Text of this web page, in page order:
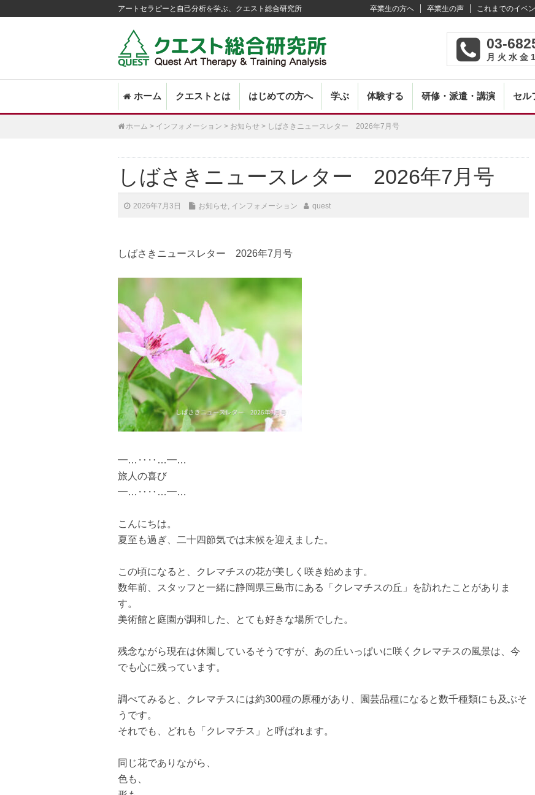
アートセラピーと自己分析を学ぶ、クエスト総合研究所 卒業生の方へ 卒業生の声 これまでのイベ
03-
月 火 水 金
TO
ホーム クエストとは はじめての方へ 学ぶ 体験する 研修・派遣・講演 セル
ホーム > インフォメーション > お知らせ > しばさきニュースレター 2026年7月号
しばさきニュースレター 2026年7月号
2026年7月3日 お知らせ インフォメーション quest
しばさきニュースレター 2026年7月号
━…‥‥…━…
旅人の喜び
━…‥‥…━…
こんにちは。
夏至も過ぎ、二十四節気では末候を迎えました。
この頃になると、クレマチスの花が美しく咲き始めます。
数年前、スタッフと一緒に静岡県三島市にある「クレマチスの丘」を訪れたことがありま
す。
美術館と庭園が調和した、とても好きな場所でした。
残念ながら現在は休園しているそうですが、あの丘いっぱいに咲くクレマチスの風景は、今
でも心に残っています。
調べてみると、クレマチスには約300種の原種があり、園芸品種になると数千種類にも及ぶそ
うです。
それでも、どれも「クレマチス」と呼ばれます。
同じ花でありながら、
色も、